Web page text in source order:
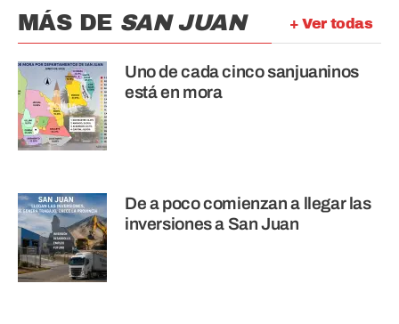
+ Ver todas
MÁS DE SAN JUAN
Uno de cada cinco sanjuaninos
está en mora
De a poco comienzan a llegar las
inversiones a San Juan